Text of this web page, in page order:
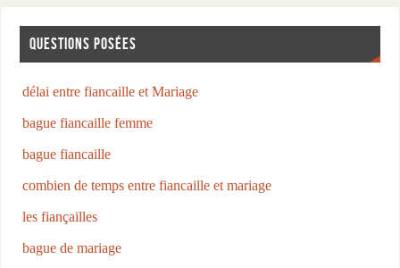
QUESTIONS POSÉES
délai entre fiancaille et Mariage
bague fiancaille femme
bague fiancaille
combien de temps entre fiancaille et mariage
les fiançailles
bague de mariage